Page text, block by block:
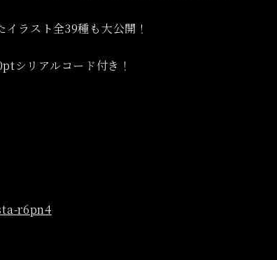
ラスト全39種も大公開！
リアルコード付き！
r6pn4